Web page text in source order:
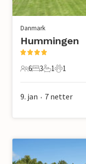
Danmark
Hummingen
6 Gjester
6
3 Soverom
3
1 Bad
1
1 Kjæledyr
1
9. jan • 7 netter